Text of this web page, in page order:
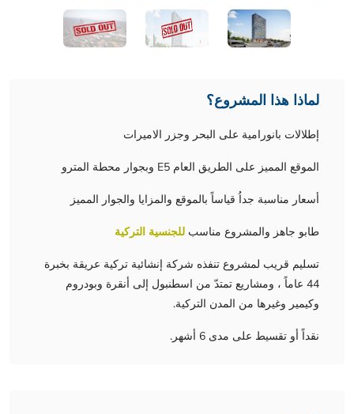
لماذا هذا المشروع؟
إطلالات بانورامية على البحر وجزر الاميرات
الموقع المميز على الطريق العام E5 وبجوار محطة المترو
أسعار مناسبة جداُ قياساً بالموقع والمزايا والجوار المميز
طابو جاهز والمشروع مناسب للجنسية التركية
تسليم قريب لمشروع تنفذه شركة إنشائية تركية عريقة بخبرة
44 عاماً ، ومشاريع تمتدّ من اسطنبول إلى أنقرة وبودروم
وكيمير وغيرها من المدن التركية.
نقداً أو تقسيط على مدى 6 أشهر.